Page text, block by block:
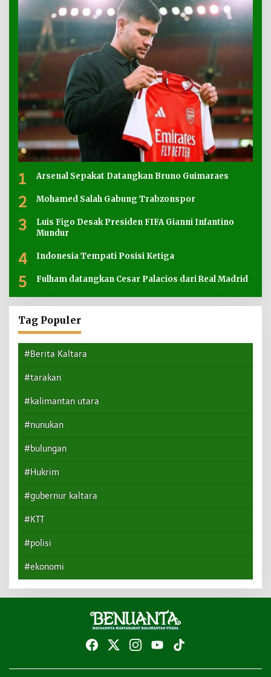
1 Arsenal Sepakat Datangkan Bruno Guimaraes
2 Mohamed Salah Gabung Trabzonspor
3
Luis Figo Desak Presiden FIFA Gianni Infantino
Mundur
4 Indonesia Tempati Posisi Ketiga
5 Fulham datangkan Cesar Palacios dari Real Madrid
Tag Populer
#Berita Kaltara
#tarakan
#kalimantan utara
#nunukan
#bulungan
#Hukrim
#gubernur kaltara
#KTT
#polisi
#ekonomi